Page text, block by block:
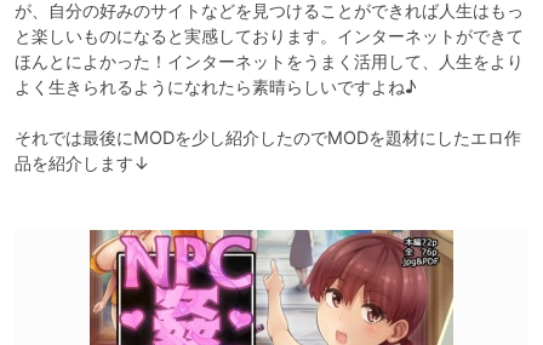
が、自分の好みのサイトなどを見つけることができれば人生はもっ
と楽しいものになると実感しております。インターネットができて
ほんとによかった！インターネットをうまく活用して、人生をより
よく生きられるようになれたら素晴らしいですよね♪
それでは最後にMODを少し紹介したのでMODを題材にしたエロ作
品を紹介します↓